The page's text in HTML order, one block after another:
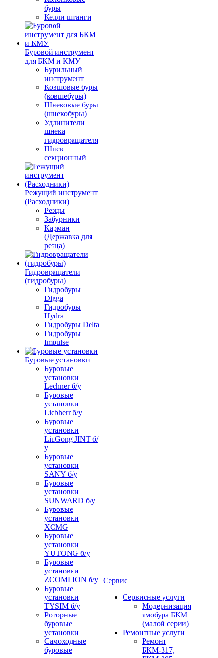
буры
Келли штанги
Буровой инструмент
для БКМ и КМУ
Бурильный
инструмент
Ковшовые буры
(ковшебуры)
Шнековые буры
(шнекобуры)
Удлинители
шнека
гидровращателя
Шнек
секционный
Режущий инструмент
(Расходники)
Резцы
Забурники
Карман
(Державка для
резца)
Гидровращатели
(гидробуры)
Гидробуры
Digga
Гидробуры
Hydra
Гидробуры Delta
Гидробуры
Impulse
Буровые установки
Буровые
установки
Lechner б/у
Буровые
установки
Liebherr б/у
Буровые
установки
LiuGong JINT б/
у
Буровые
установки
SANY б/у
Буровые
установки
SUNWARD б/у
Буровые
установки
XCMG
Буровые
установки
YUTONG б/у
Буровые
установки
ZOOMLION б/у
Буровые
установки
TYSIM б/у
Роторные
буровые
установки
Самоходные
буровые
Сервис
Сервисные услуги
Модернизация
ямобура БКМ
(малой серии)
Ремонтные услуги
Ремонт
БКМ-317,